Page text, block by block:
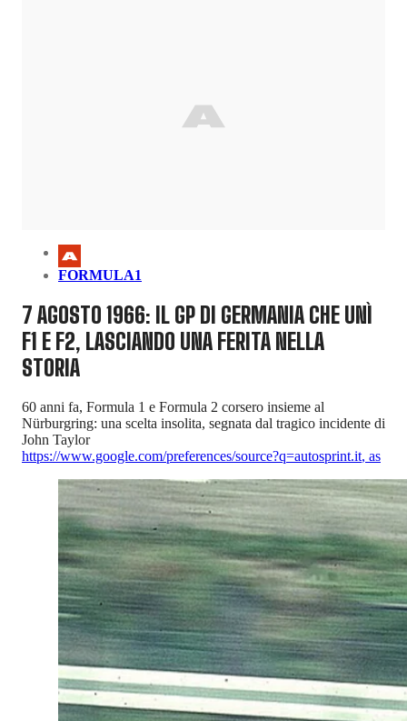
FORMULA1
7 AGOSTO 1966: IL GP DI GERMANIA CHE UNÌ
F1 E F2, LASCIANDO UNA FERITA NELLA
STORIA
60 anni fa, Formula 1 e Formula 2 corsero insieme al
Nürburgring: una scelta insolita, segnata dal tragico incidente di
John Taylor
https://www.google.com/preferences/source?q=autosprint.it, as